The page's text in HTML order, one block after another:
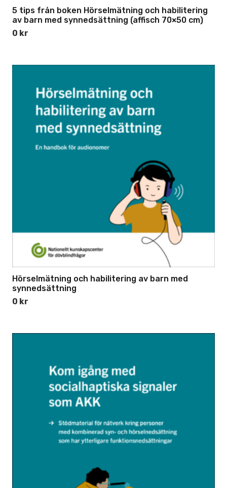
5 tips från boken Hörselmätning och habilitering
av barn med synnedsättning (affisch 70×50 cm)
0 kr
Hörselmätning och habilitering av barn med
synnedsättning
0 kr